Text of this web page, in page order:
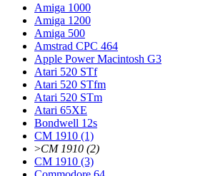
Amiga 1000
Amiga 1200
Amiga 500
Amstrad CPC 464
Apple Power Macintosh G3
Atari 520 STf
Atari 520 STfm
Atari 520 STm
Atari 65XE
Bondwell 12s
CM 1910 (1)
>CM 1910 (2)
CM 1910 (3)